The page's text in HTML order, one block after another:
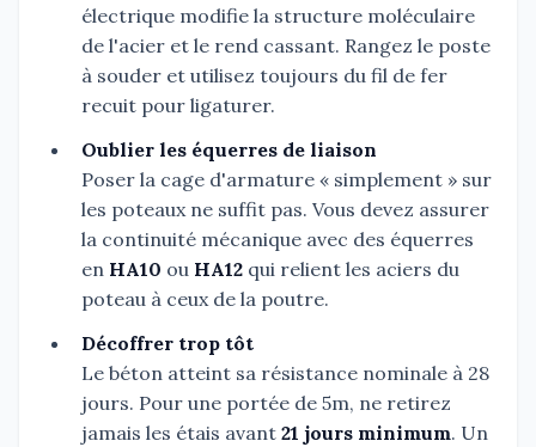
électrique modifie la structure moléculaire
de l'acier et le rend cassant. Rangez le poste
à souder et utilisez toujours du fil de fer
recuit pour ligaturer.
Oublier les équerres de liaison
Poser la cage d'armature « simplement » sur
les poteaux ne suffit pas. Vous devez assurer
la continuité mécanique avec des équerres
en HA10 ou HA12 qui relient les aciers du
poteau à ceux de la poutre.
Décoffrer trop tôt
Le béton atteint sa résistance nominale à 28
jours. Pour une portée de 5m, ne retirez
jamais les étais avant 21 jours minimum. Un